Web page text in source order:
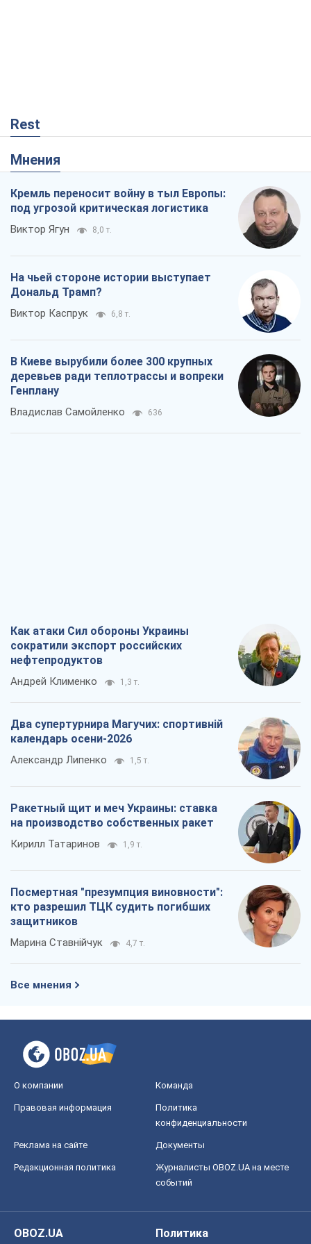
Rest
Мнения
Кремль переносит войну в тыл Европы:
под угрозой критическая логистика
Виктор Ягун 8,0 т.
На чьей стороне истории выступает
Дональд Трамп?
Виктор Каспрук 6,8 т.
В Киеве вырубили более 300 крупных
деревьев ради теплотрассы и вопреки
Генплану
Владислав Самойленко 636
Как атаки Сил обороны Украины
сократили экспорт российских
нефтепродуктов
Андрей Клименко 1,3 т.
Два супертурнира Магучих: спортивній
календарь осени-2026
Александр Липенко 1,5 т.
Ракетный щит и меч Украины: ставка
на производство собственных ракет
Кирилл Татаринов 1,9 т.
Посмертная "презумпция виновности":
кто разрешил ТЦК судить погибших
защитников
Марина Ставнійчук 4,7 т.
Все мнения
О компании Команда
Правовая информация
Политика
конфиденциальности
Реклама на сайте Документы
Редакционная политика
Журналисты OBOZ.UA на месте
событий
OBOZ.UA
Политика